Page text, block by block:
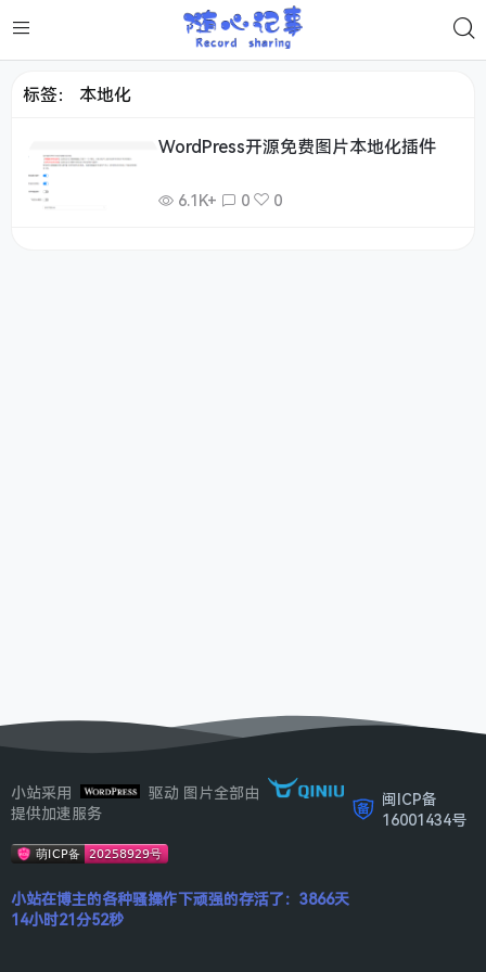
标签： 本地化
WordPress开源免费图片本地化插件
6.1K+ 0 0
小站采用
驱动 图片全部由
提供加速服务
小站在博主的各种骚操作下顽强的存活了：3866天
14小时21分52秒
闽ICP备
16001434号